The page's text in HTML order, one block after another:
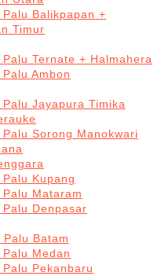
Palu Balikpapan +
Timur
Ternate + Halmahera
Ambon
Jayapura Timika
Palu Sorong Manokwari
Kupang
Mataram
Denpasar
Palu Batam
Medan
Pekanbaru